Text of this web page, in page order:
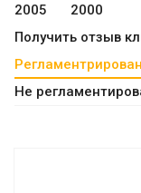
2005
2000
Получить отзыв
Не